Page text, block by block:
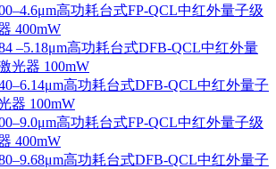
高功耗台式FP-QCL中红外量子级
400mW
–5.18μm高功耗台式DFB-QCL中红外量
光器 100mW
高功耗台式DFB-QCL中红外量子
器 100mW
高功耗台式FP-QCL中红外量子级
400mW
高功耗台式DFB-QCL中红外量子